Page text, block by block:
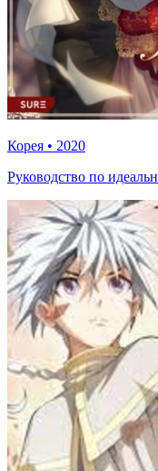
Корея • 2020
Руководство по